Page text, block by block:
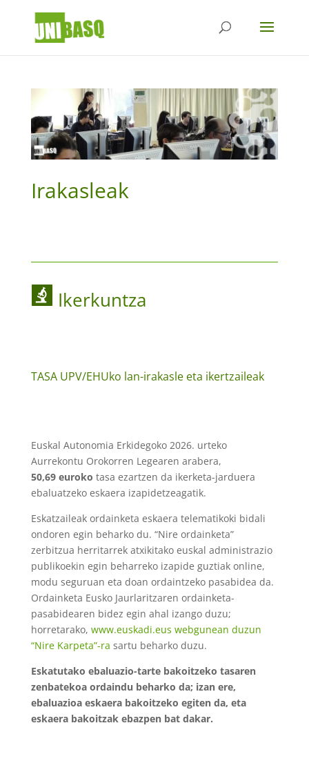
Irakasleak
Ikerkuntza
TASA UPV/EHUko lan-irakasle eta ikertzaileak
Euskal Autonomia Erkidegoko 2026. urteko
Aurrekontu Orokorren Legearen arabera,
50,69 euroko tasa ezartzen da ikerketa-jarduera
ebaluatzeko eskaera izapidetzeagatik.
Eskatzaileak ordainketa eskaera telematikoki bidali
ondoren egin beharko du. “Nire ordainketa”
zerbitzua herritarrek atxikitako euskal administrazio
publikoekin egin beharreko izapide guztiak online,
modu seguruan eta doan ordaintzeko pasabidea da.
Ordainketa Eusko Jaurlaritzaren ordainketa-
pasabidearen bidez egin ahal izango duzu;
horretarako, www.euskadi.eus webgunean duzun
“Nire Karpeta”-ra sartu beharko duzu.
Eskatutako ebaluazio-tarte bakoitzeko tasaren
zenbatekoa ordaindu beharko da; izan ere,
ebaluazioa eskaera bakoitzeko egiten da, eta
eskaera bakoitzak ebazpen bat dakar.